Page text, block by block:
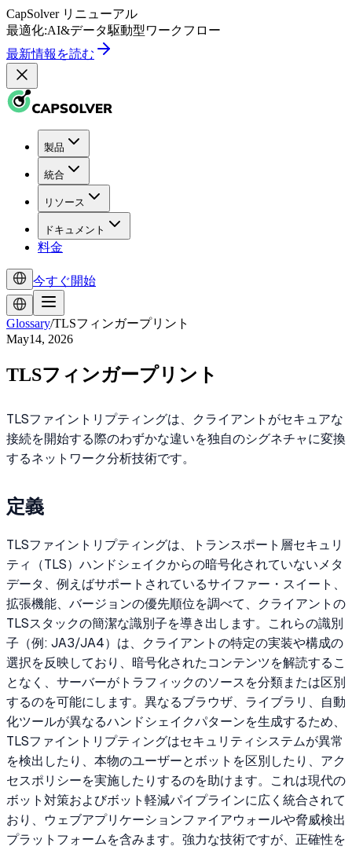
CapSolver リニューアル
最適化:AI&データ駆動型ワークフロー
最新情報を読む
製品
統合
リソース
ドキュメント
料金
今すぐ開始
Glossary/TLSフィンガープリント
May14, 2026
TLSフィンガープリント
TLSファイントリプティングは、クライアントがセキュアな
接続を開始する際のわずかな違いを独自のシグネチャに変換
するネットワーク分析技術です。
定義
TLSファイントリプティングは、トランスポート層セキュリ
ティ（TLS）ハンドシェイクからの暗号化されていないメタ
データ、例えばサポートされているサイファー・スイート、
拡張機能、バージョンの優先順位を調べて、クライアントの
TLSスタックの簡潔な識別子を導き出します。これらの識別
子（例: JA3/JA4）は、クライアントの特定の実装や構成の
選択を反映しており、暗号化されたコンテンツを解読するこ
となく、サーバーがトラフィックのソースを分類または区別
するのを可能にします。異なるブラウザ、ライブラリ、自動
化ツールが異なるハンドシェイクパターンを生成するため、
TLSファイントリプティングはセキュリティシステムが異常
を検出したり、本物のユーザーとボットを区別したり、アク
セスポリシーを実施したりするのを助けます。これは現代の
ボット対策およびボット軽減パイプラインに広く統合されて
おり、ウェブアプリケーションファイアウォールや脅威検出
プラットフォームを含みます。強力な技術ですが、正確性を